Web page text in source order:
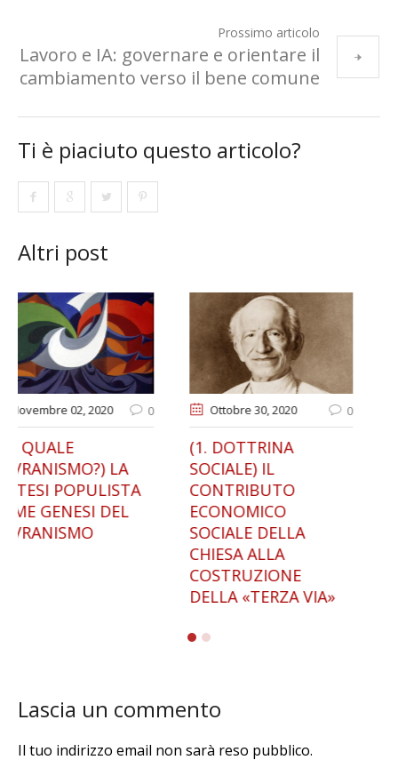
Prossimo articolo
Lavoro e IA: governare e orientare il
cambiamento verso il bene comune
Ti è piaciuto questo articolo?
Altri post
Ottobre 30, 2020
(1. DOTTRINA
SOCIALE) IL
CONTRIBUTO
ECONOMICO
SOCIALE DELLA
Gennaio 13 , 2021
IL RIFORMISMO
NAZIONALE DI
FRANCESCO SAVERIO
NITTI. DALL’ITALIA
GIOLITTIANA AL
FASCISMO
Lascia un commento
Il tuo indirizzo email non sarà reso pubblico.